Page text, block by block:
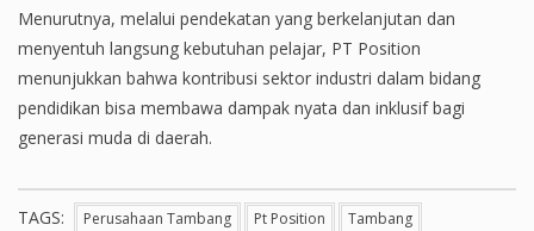
Menurutnya, melalui pendekatan yang berkelanjutan dan
menyentuh langsung kebutuhan pelajar, PT Position
menunjukkan bahwa kontribusi sektor industri dalam bidang
pendidikan bisa membawa dampak nyata dan inklusif bagi
generasi muda di daerah.
TAGS: Perusahaan Tambang Pt Position Tambang